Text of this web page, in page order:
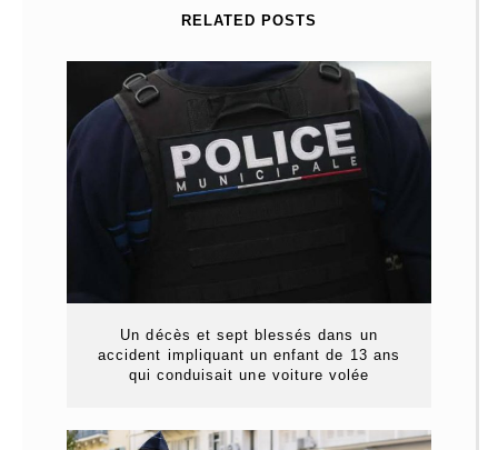
RELATED POSTS
Un décès et sept blessés dans un
accident impliquant un enfant de 13 ans
qui conduisait une voiture volée